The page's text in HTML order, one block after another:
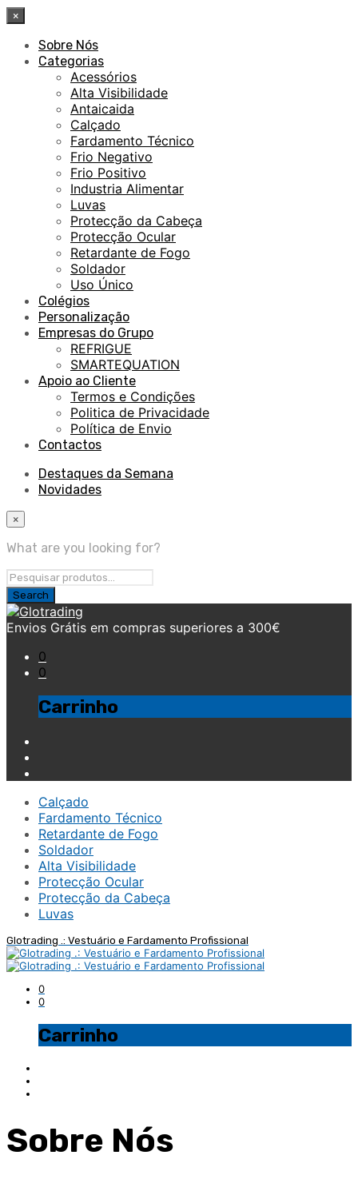
×
Sobre Nós
Categorias
Acessórios
Alta Visibilidade
Antaicaida
Calçado
Fardamento Técnico
Frio Negativo
Frio Positivo
Industria Alimentar
Luvas
Protecção da Cabeça
Protecção Ocular
Retardante de Fogo
Soldador
Uso Único
Colégios
Personalização
Empresas do Grupo
REFRIGUE
SMARTEQUATION
Apoio ao Cliente
Termos e Condições
Politica de Privacidade
Política de Envio
Contactos
Destaques da Semana
Novidades
×
What are you looking for?
Envios Grátis em compras superiores a 300€
0
0
Carrinho
Calçado
Fardamento Técnico
Retardante de Fogo
Soldador
Alta Visibilidade
Protecção Ocular
Protecção da Cabeça
Luvas
Glotrading .: Vestuário e Fardamento Profissional
0
0
Carrinho
Sobre Nós